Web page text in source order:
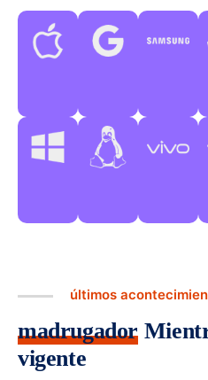
últimos
madrugador
vigente